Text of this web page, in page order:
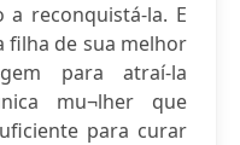
reconquistá-la. E
filha de sua melhor
para atraí-la
mu¬lher que
para curar